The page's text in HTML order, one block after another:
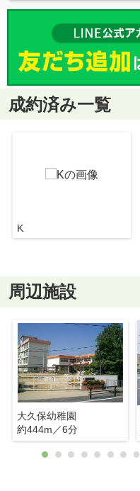
成約済み一覧
K
周辺施設
大久保幼稚園
約444m／6分